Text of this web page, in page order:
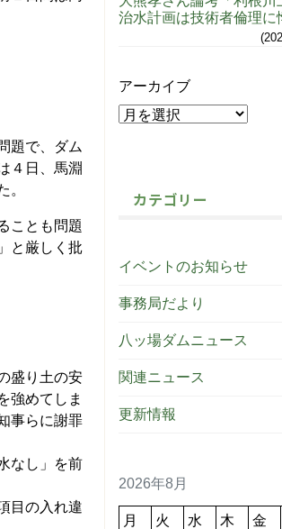
題で、ダム
４日、馬淵
。
ことも問題
と厳しく批
盛り土の安
強めてしま
事らに謝罪
なし」を前
目の入れ違
治水計画は技術者倫理に
アーカイブ
カテゴリー
イベントのお知らせ
事務局だより
八ッ場ダムニュース
関連ニュース
更新情報
2026年8月
月 火 水 木 金